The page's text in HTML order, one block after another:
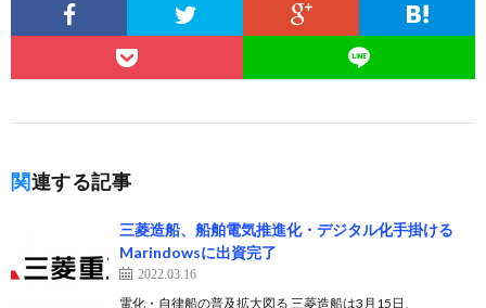
関連する記事
三菱造船、船舶電気推進化・デジタル化手掛ける
Marindowsに出資完了
2022.03.16
電化・自律船の普及拡大図る 三菱造船は3月15日、